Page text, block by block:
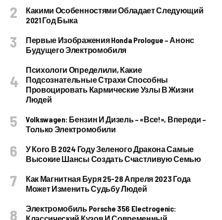
Какими Особенностями Обладает Следующий
2021 Год Быка
Первые Изображения Honda Prologue – Анонс
Будущего Электромобиля
Психологи Определили, Какие
Подсознательные Страхи Способны
Провоцировать Кармические Узлы В Жизни
Людей
Volkswagen: Бензин И Дизель – «все!», Впереди –
Только Электромобили
У Кого В 2024 Году Зеленого Дракона Самые
Высокие Шансы Создать Счастливую Семью
Как Магнитная Буря 25-28 Апреля 2023 Года
Может Изменить Судьбу Людей
Электромобиль Porsche 356 Electrogenic: